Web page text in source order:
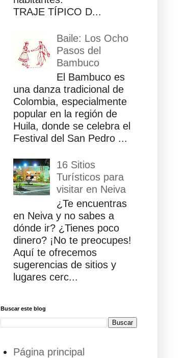
TRAJE TÍPICO D...
Baile: Los Ocho
Pasos del
Bambuco
El Bambuco es
una danza tradicional de
Colombia, especialmente
popular en la región de
Huila, donde se celebra el
Festival del San Pedro ...
16 Sitios
Turísticos para
visitar en Neiva
¿Te encuentras
en Neiva y no sabes a
dónde ir? ¿Tienes poco
dinero? ¡No te preocupes!
Aquí te ofrecemos
sugerencias de sitios y
lugares cerc...
Buscar este blog
Página principal